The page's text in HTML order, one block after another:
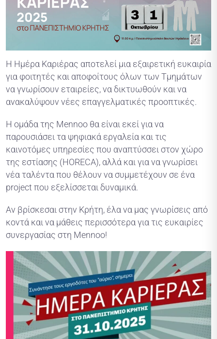
Η Ημέρα Καριέρας αποτελεί μια εξαιρετική ευκαιρία
για φοιτητές και αποφοίτους όλων των Τμημάτων
να γνωρίσουν εταιρείες, να δικτυωθούν και να
ανακαλύψουν νέες επαγγελματικές προοπτικές.
Η ομάδα της Mennoo θα είναι εκεί για να
παρουσιάσει τα ψηφιακά εργαλεία και τις
καινοτόμες υπηρεσίες που αναπτύσσει στον χώρο
της εστίασης (HORECA), αλλά και για να γνωρίσει
νέα ταλέντα που θέλουν να συμμετέχουν σε ένα
project που εξελίσσεται δυναμικά.
Αν βρίσκεσαι στην Κρήτη, έλα να μας γνωρίσεις από
κοντά και να μάθεις περισσότερα για τις ευκαιρίες
συνεργασίας στη Mennoo!